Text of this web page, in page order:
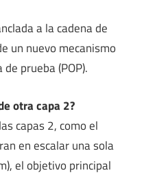
a la cadena de
un nuevo mecanismo
prueba (POP).
otra capa 2?
capas 2, como el
en escalar una sola
el objetivo principal